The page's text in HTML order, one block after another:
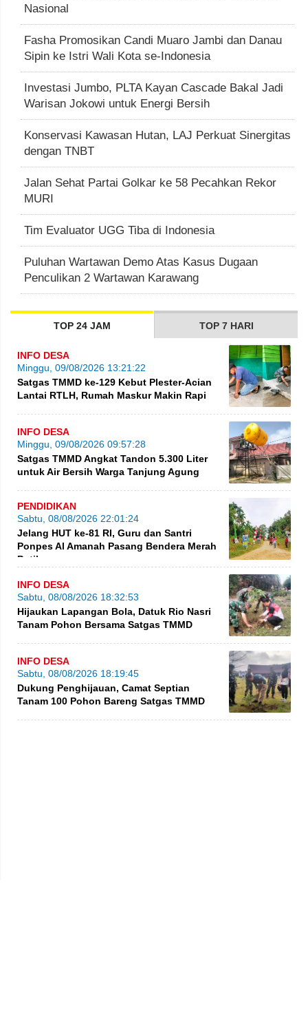
Nasional
Fasha Promosikan Candi Muaro Jambi dan Danau
Sipin ke Istri Wali Kota se-Indonesia
Investasi Jumbo, PLTA Kayan Cascade Bakal Jadi
Warisan Jokowi untuk Energi Bersih
Konservasi Kawasan Hutan, LAJ Perkuat Sinergitas
dengan TNBT
Jalan Sehat Partai Golkar ke 58 Pecahkan Rekor
MURI
Tim Evaluator UGG Tiba di Indonesia
Puluhan Wartawan Demo Atas Kasus Dugaan
Penculikan 2 Wartawan Karawang
TOP 24 JAM TOP 7 HARI
INFO DESA
Minggu, 09/08/2026 13:21:22
Satgas TMMD ke-129 Kebut Plester-Acian
Lantai RTLH, Rumah Maskur Makin Rapi
INFO DESA
Minggu, 09/08/2026 09:57:28
Satgas TMMD Angkat Tandon 5.300 Liter
untuk Air Bersih Warga Tanjung Agung
PENDIDIKAN
Sabtu, 08/08/2026 22:01:24
Jelang HUT ke-81 RI, Guru dan Santri
Ponpes Al Amanah Pasang Bendera Merah
Putih
INFO DESA
Sabtu, 08/08/2026 18:32:53
Hijaukan Lapangan Bola, Datuk Rio Nasri
Tanam Pohon Bersama Satgas TMMD
INFO DESA
Sabtu, 08/08/2026 18:19:45
Dukung Penghijauan, Camat Septian
Tanam 100 Pohon Bareng Satgas TMMD